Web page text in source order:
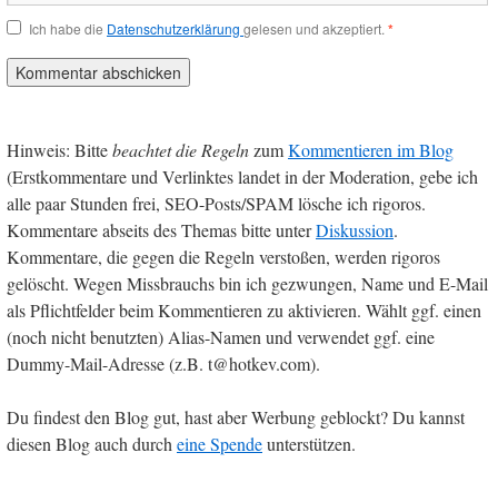
Ich habe die Datenschutzerklärung gelesen und akzeptiert. *
Hinweis: Bittebeachtet die RegelnzumKommentieren im Blog
(Erstkommentare und Verlinktes landet in der Moderation, gebe ich
alle paar Stunden frei, SEO-Posts/SPAM lösche ich rigoros.
Kommentare abseits des Themas bitte unterDiskussion.
Kommentare, die gegen die Regeln verstoßen, werden rigoros
gelöscht. Wegen Missbrauchs bin ich gezwungen, Name und E-Mail
als Pflichtfelder beim Kommentieren zu aktivieren. Wählt ggf. einen
(noch nicht benutzten) Alias-Namen und verwendet ggf. eine
Dummy-Mail-Adresse (z.B. t@hotkev.com).
Du findest den Blog gut, hast aber Werbung geblockt? Du kannst
diesen Blog auch durcheine Spendeunterstützen.